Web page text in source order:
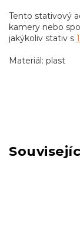
Tento stativový
kamery nebo
jakýkoliv stativ s
Materiál: plast